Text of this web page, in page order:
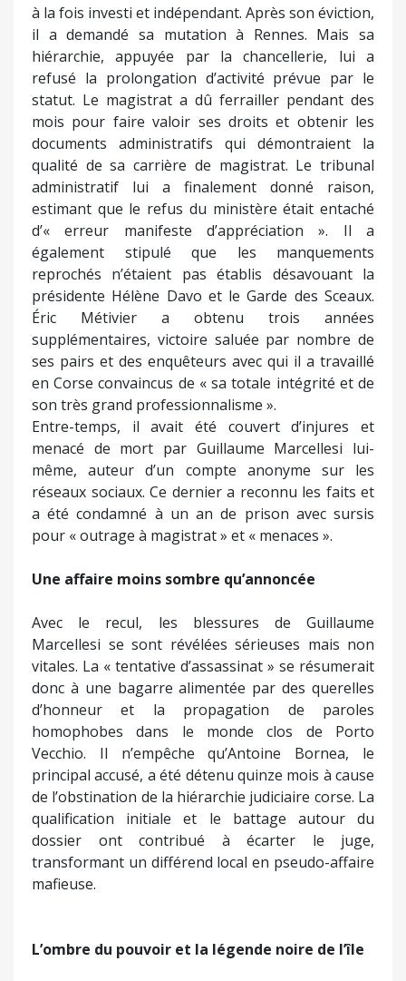
à la fois investi et indépendant. Après son éviction,
il a demandé sa mutation à Rennes. Mais sa
hiérarchie, appuyée par la chancellerie, lui a
refusé la prolongation d’activité prévue par le
statut. Le magistrat a dû ferrailler pendant des
mois pour faire valoir ses droits et obtenir les
documents administratifs qui démontraient la
qualité de sa carrière de magistrat. Le tribunal
administratif lui a finalement donné raison,
estimant que le refus du ministère était entaché
d’« erreur manifeste d’appréciation ». Il a
également stipulé que les manquements
reprochés n’étaient pas établis désavouant la
présidente Hélène Davo et le Garde des Sceaux.
Éric Métivier a obtenu trois années
supplémentaires, victoire saluée par nombre de
ses pairs et des enquêteurs avec qui il a travaillé
en Corse convaincus de « sa totale intégrité et de
son très grand professionnalisme ».
Entre-temps, il avait été couvert d’injures et
menacé de mort par Guillaume Marcellesi lui-
même, auteur d’un compte anonyme sur les
réseaux sociaux. Ce dernier a reconnu les faits et
a été condamné à un an de prison avec sursis
pour « outrage à magistrat » et « menaces ».
Une affaire moins sombre qu’annoncée
Avec le recul, les blessures de Guillaume
Marcellesi se sont révélées sérieuses mais non
vitales. La « tentative d’assassinat » se résumerait
donc à une bagarre alimentée par des querelles
d’honneur et la propagation de paroles
homophobes dans le monde clos de Porto
Vecchio. Il n’empêche qu’Antoine Bornea, le
principal accusé, a été détenu quinze mois à cause
de l’obstination de la hiérarchie judiciaire corse. La
qualification initiale et le battage autour du
dossier ont contribué à écarter le juge,
transformant un différend local en pseudo-affaire
mafieuse.
L’ombre du pouvoir et la légende noire de l’île